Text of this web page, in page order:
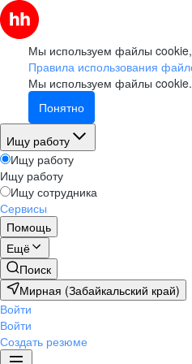
Мы используем файлы cookie,
Правила использования
Мы используем файлы cookie.
Понятно
Ищу работу
Ищу работу
Ищу работу
Ищу сотрудника
Сервисы
Помощь
Ещё
Поиск
Мирная (Забайкальский край)
Войти
Войти
Создать резюме